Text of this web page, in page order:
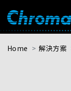
Home 解決方案